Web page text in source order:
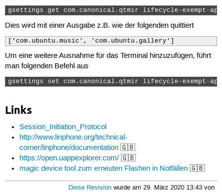
gsettings get com.canonical.qtmir lifecycle-exempt-
Dies wird mit einer Ausgabe z.B. wie der folgenden quittiert
['com.ubuntu.music', 'com.ubuntu.gallery']
Um eine weitere Ausnahme für das Terminal hinzuzufügen, führt
man folgenden Befehl aus
gsettings set com.canonical.qtmir lifecycle-exempt-
Links
Session_Initiation_Protocol
http://www.linphone.org/technical-
corner/linphone/documentation 🇬🇧
https://open.uappexplorer.com/ 🇬🇧
magic device tool zum erneuten Flashen in Notfällen 🇬🇧
Diese Revision wurde am 29. März 2020 13:43 von